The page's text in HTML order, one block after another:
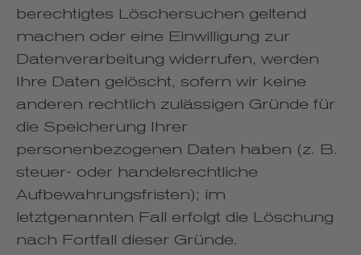
berechtigtes Löschersuchen geltend
machen oder eine Einwilligung zur
Datenverarbeitung widerrufen, werden
Ihre Daten gelöscht, sofern wir keine
anderen rechtlich zulässigen Gründe für
die Speicherung Ihrer
personenbezogenen Daten haben (z. B.
steuer- oder handelsrechtliche
Aufbewahrungsfristen); im
letztgenannten Fall erfolgt die Löschung
nach Fortfall dieser Gründe.